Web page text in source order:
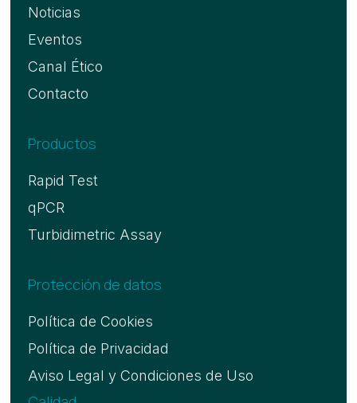
Noticias
Eventos
Canal Ético
Contacto
Productos
Rapid Test
qPCR
Turbidimetric Assay
Protección de datos
Política de Cookies
Política de Privacidad
Aviso Legal y Condiciones de Uso